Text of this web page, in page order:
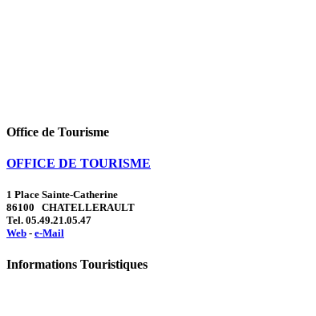
Office de Tourisme
OFFICE DE TOURISME
1 Place Sainte-Catherine
86100 CHATELLERAULT
Tel. 05.49.21.05.47
Web - e-Mail
Informations Touristiques